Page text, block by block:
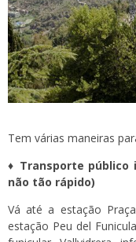
Tem várias maneiras
♦ Transporte
não tão rápido)
Vá até a estação
estação Peu del